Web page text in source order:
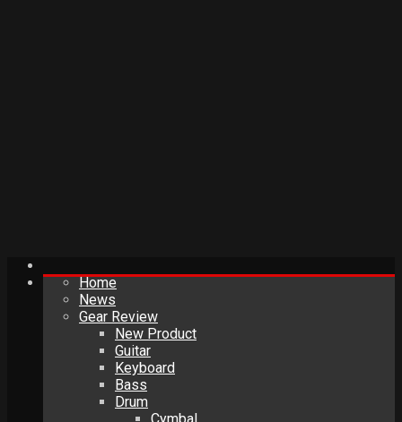
Home
News
Gear Review
New Product
Guitar
Keyboard
Bass
Drum